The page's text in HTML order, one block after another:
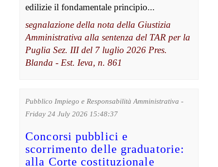
edilizie il fondamentale principio...
segnalazione della nota della Giustizia
Amministrativa alla sentenza del TAR per la
Puglia Sez. III del 7 luglio 2026 Pres.
Blanda - Est. Ieva, n. 861
Pubblico Impiego e Responsabilità Amministrativa -
Friday 24 July 2026 15:48:37
Concorsi pubblici e
scorrimento delle graduatorie:
alla Corte costituzionale